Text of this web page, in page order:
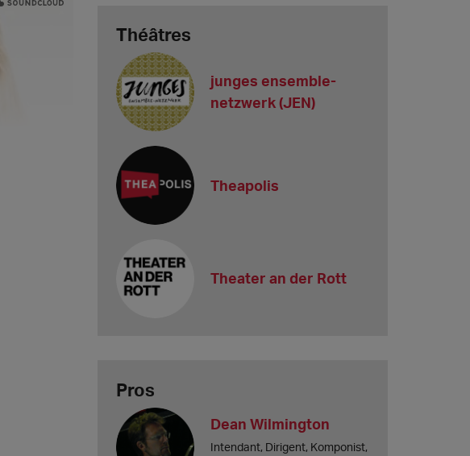
Théâtres
junges ensemble-
netzwerk (JEN)
Theapolis
Theater an der Rott
Pros
Dean Wilmington
Intendant, Dirigent, Komponist,